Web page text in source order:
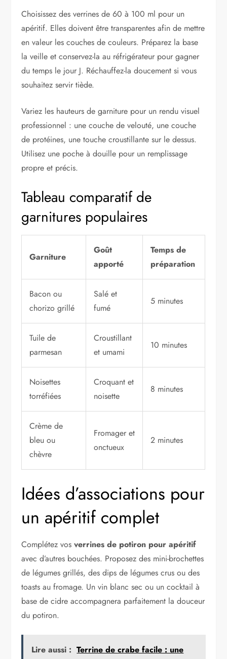
Choisissez des verrines de 60 à 100 ml pour un
apéritif. Elles doivent être transparentes afin de mettre
en valeur les couches de couleurs. Préparez la base
la veille et conservez-la au réfrigérateur pour gagner
du temps le jour J. Réchauffez-la doucement si vous
souhaitez servir tiède.
Variez les hauteurs de garniture pour un rendu visuel
professionnel : une couche de velouté, une couche
de protéines, une touche croustillante sur le dessus.
Utilisez une poche à douille pour un remplissage
propre et précis.
Tableau comparatif de
garnitures populaires
Garniture
Goût
apporté
Temps de
préparation
Bacon ou
chorizo grillé
Salé et
fumé
5 minutes
Tuile de
parmesan
Croustillant
et umami
10 minutes
Noisettes
torréfiées
Croquant et
noisette
8 minutes
Crème de
bleu ou
chèvre
Fromager et
onctueux
2 minutes
Idées d’associations pour
un apéritif complet
Complétez vosverrines de potiron pour apéritif
avec d’autres bouchées. Proposez des mini-brochettes
de légumes grillés, des dips de légumes crus ou des
toasts au fromage. Un vin blanc sec ou un cocktail à
base de cidre accompagnera parfaitement la douceur
du potiron.
Lire aussi : Terrine de crabe facile : une